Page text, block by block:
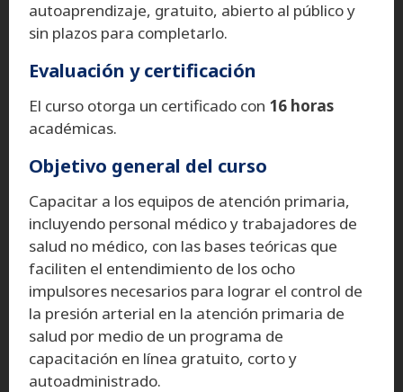
autoaprendizaje, gratuito, abierto al público y
sin plazos para completarlo.
Evaluación y certificación
El curso otorga un certificado con 16 horas
académicas.
Objetivo general del curso
Capacitar a los equipos de atención primaria,
incluyendo personal médico y trabajadores de
salud no médico, con las bases teóricas que
faciliten el entendimiento de los ocho
impulsores necesarios para lograr el control de
la presión arterial en la atención primaria de
salud por medio de un programa de
capacitación en línea gratuito, corto y
autoadministrado.